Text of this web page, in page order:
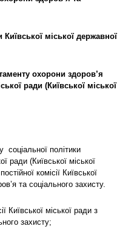
міської державної
охорони здоров’я
ради (Київської міської
соціальної політики
ради (Київської міської
комісії Київської
та соціального захисту.
Київської міської ради з
захисту;